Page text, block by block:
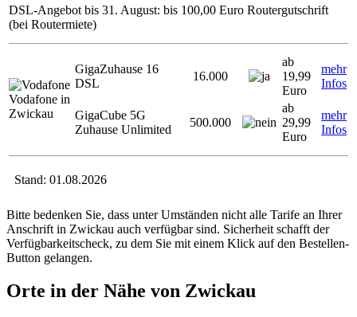
DSL-Angebot bis 31. August: bis 100,00 Euro Routergutschrift
(bei Routermiete)
Vodafone in
Zwickau
GigaZuhause 16
DSL
16.000
ab
19,99
Euro
mehr
Infos
GigaCube 5G
Zuhause Unlimited
500.000
ab
29,99
Euro
mehr
Infos
Stand: 01.08.2026
Bitte bedenken Sie, dass unter Umständen nicht alle Tarife an Ihrer
Anschrift in Zwickau auch verfügbar sind. Sicherheit schafft der
Verfügbarkeitscheck, zu dem Sie mit einem Klick auf den Bestellen-
Button gelangen.
Orte in der Nähe von Zwickau